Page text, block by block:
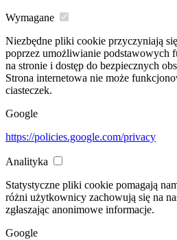
Wymagane
Niezbędne pliki cookie przyczyniają
poprzez umożliwianie podstawowych
na stronie i dostęp do bezpiecznych
Strona internetowa nie może
ciasteczek.
Google
https://policies.google.com/privacy
Analityka
Statystyczne pliki cookie pomagają
różni użytkownicy zachowują się na
zgłaszając anonimowe informacje.
Google